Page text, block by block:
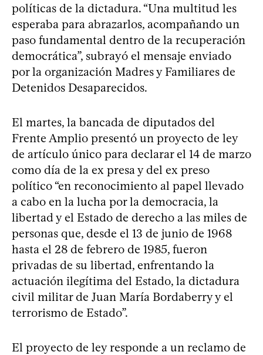
políticas de la dictadura. “Una multitud les
esperaba para abrazarlos, acompañando un
paso fundamental dentro de la recuperación
democrática”, subrayó el mensaje enviado
por la organización Madres y Familiares de
Detenidos Desaparecidos.
El martes, la bancada de diputados del
Frente Amplio presentó un proyecto de ley
de artículo único para declarar el 14 de marzo
como día de la ex presa y del ex preso
político “en reconocimiento al papel llevado
a cabo en la lucha por la democracia, la
libertad y el Estado de derecho a las miles de
personas que, desde el 13 de junio de 1968
hasta el 28 de febrero de 1985, fueron
privadas de su libertad, enfrentando la
actuación ilegítima del Estado, la dictadura
civil militar de Juan María Bordaberry y el
terrorismo de Estado”.
El proyecto de ley responde a un reclamo de